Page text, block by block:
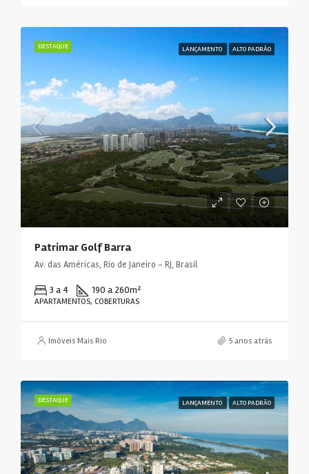
DESTAQUE LANÇAMENTO ALTO PADRÃO
Patrimar Golf Barra
Av. das Américas, Rio de Janeiro - RJ, Brasil
3 a 4 190 a 260m²
APARTAMENTOS, COBERTURAS
Imóveis Mais Rio 5 anos atrás
DESTAQUE LANÇAMENTO ALTO PADRÃO